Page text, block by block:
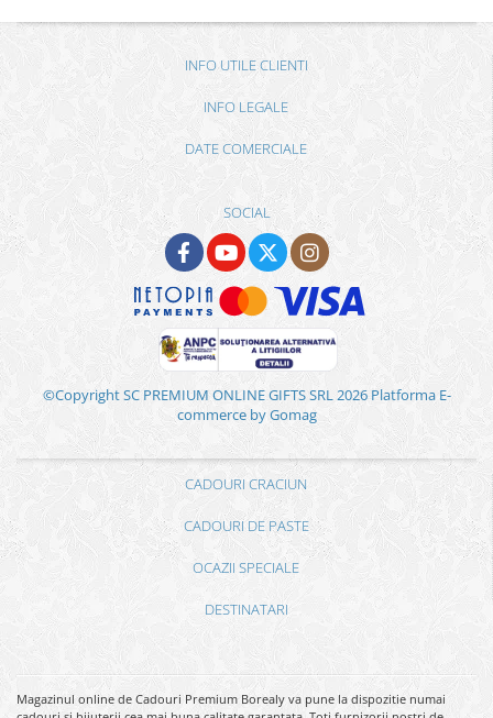
INFO UTILE CLIENTI
INFO LEGALE
DATE COMERCIALE
SOCIAL
©Copyright SC PREMIUM ONLINE GIFTS SRL 2026 Platforma E-
commerce by Gomag
CADOURI CRACIUN
CADOURI DE PASTE
OCAZII SPECIALE
DESTINATARI
Magazinul online de Cadouri Premium Borealy va pune la dispozitie numai